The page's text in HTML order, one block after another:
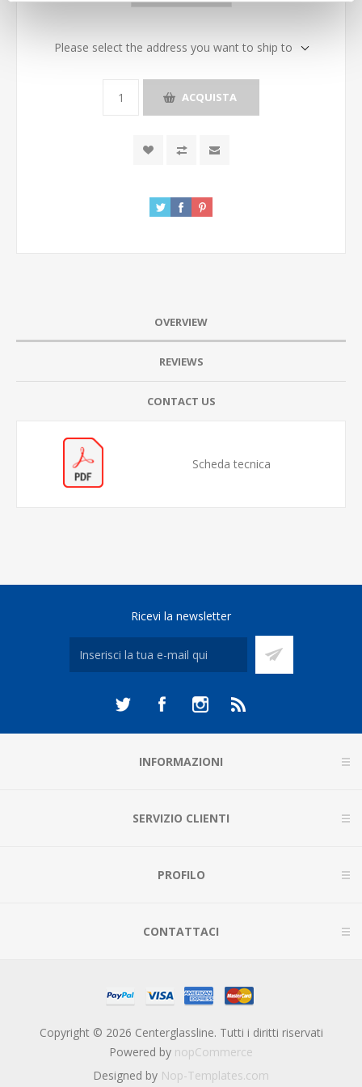
Please select the address you want to ship to
ACQUISTA
OVERVIEW
REVIEWS
CONTACT US
Scheda tecnica
Ricevi la newsletter
INFORMAZIONI
SERVIZIO CLIENTI
PROFILO
CONTATTACI
Copyright © 2026 Centerglassline. Tutti i diritti riservati
Powered by nopCommerce
Designed by Nop-Templates.com